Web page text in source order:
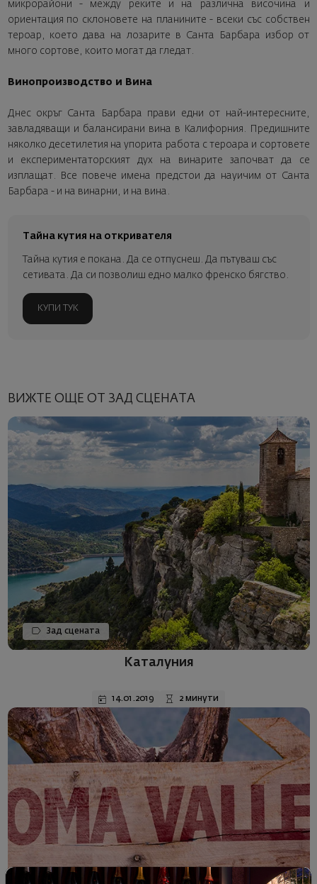
микрорайони - между реките и на различна височина и
ориентация по склоновете на планините - всеки със собствен
тероар, което дава на лозарите в Санта Барбара избор от
много сортове, които могат да гледат.
Винопроизводство и Вина
Днес окръг Санта Барбара прави едни от най-интересните,
завладяващи и балансирани вина в Калифорния. Предишните
няколко десетилетия на упорита работа с тероара и сортовете
и експериментаторският дух на винарите започват да се
изплащат. Все повече имена предстои да науичим от Санта
Барбара - и на винарни, и на вина.
Тайна кутия на откривателя
Тайна кутия е покана. Да се отпуснеш. Да пътуваш със
сетивата. Да си позволиш едно малко френско бягство.
КУПИ ТУК
ВИЖТЕ ОЩЕ ОТ ЗАД СЦЕНАТА
Зад сцената
Каталуния
14.01.2019 2 минути